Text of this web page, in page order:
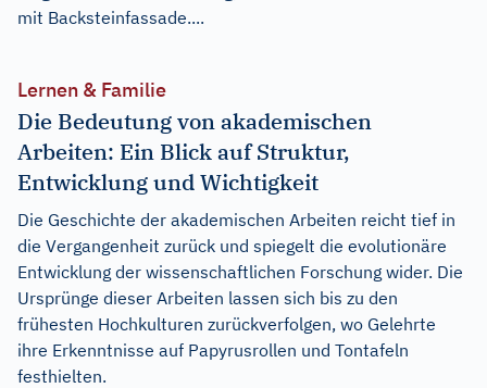
mit Backsteinfassade....
Lernen & Familie
Die Bedeutung von akademischen
Arbeiten: Ein Blick auf Struktur,
Entwicklung und Wichtigkeit
Die Geschichte der akademischen Arbeiten reicht tief in
die Vergangenheit zurück und spiegelt die evolutionäre
Entwicklung der wissenschaftlichen Forschung wider. Die
Ursprünge dieser Arbeiten lassen sich bis zu den
frühesten Hochkulturen zurückverfolgen, wo Gelehrte
ihre Erkenntnisse auf Papyrusrollen und Tontafeln
festhielten.